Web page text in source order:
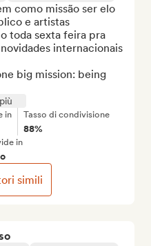
como missão ser elo
e artistas
toda sexta feira pra
internacionais
big mission: being
in Tasso di condivisione
88%
in
simili